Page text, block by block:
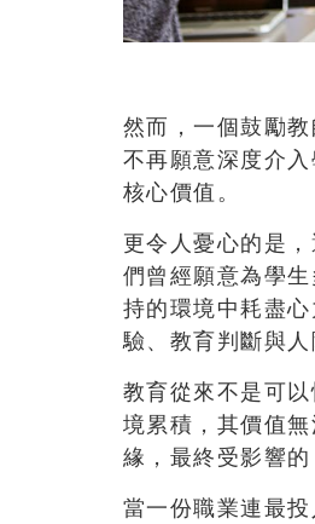
然而，一個鼓勵
不再願意深度介
核心價值。
更令人憂心的是
們曾經願意為學
持的環境中耗盡
驗、教育判斷與人
教育從來不是可
境累積，其價值
緣，最終受影響
當一份職業連最